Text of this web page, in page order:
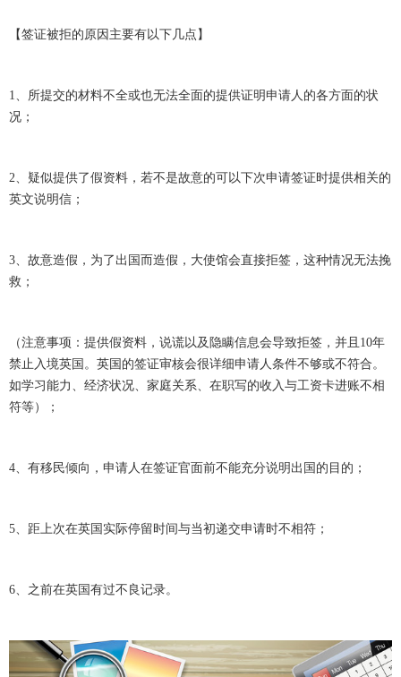
【签证被拒的原因主要有以下几点】
1、所提交的材料不全或也无法全面的提供证明申请人的各方面的状
况；
2、疑似提供了假资料，若不是故意的可以下次申请签证时提供相关的
英文说明信；
3、故意造假，为了出国而造假，大使馆会直接拒签，这种情况无法挽
救；
（注意事项：提供假资料，说谎以及隐瞒信息会导致拒签，并且10年
禁止入境英国。英国的签证审核会很详细申请人条件不够或不符合。
如学习能力、经济状况、家庭关系、在职写的收入与工资卡进账不相
符等）；
4、有移民倾向，申请人在签证官面前不能充分说明出国的目的；
5、距上次在英国实际停留时间与当初递交申请时不相符；
6、之前在英国有过不良记录。